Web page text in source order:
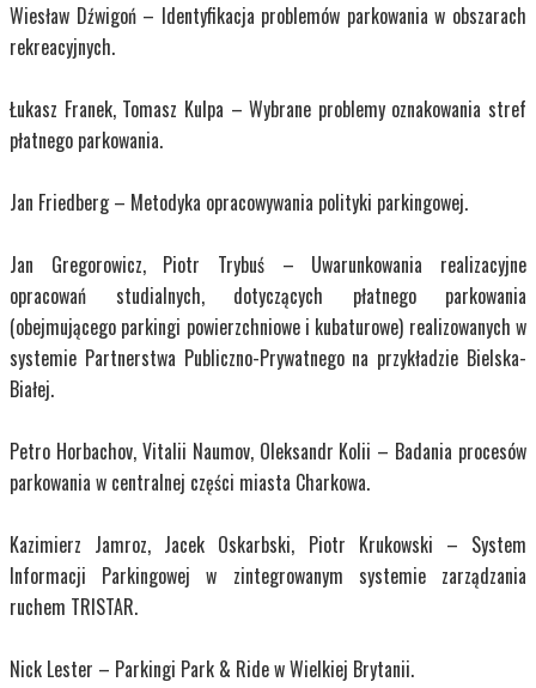
Wiesław Dźwigoń – Identyfikacja problemów parkowania w obszarach
rekreacyjnych.
Łukasz Franek, Tomasz Kulpa – Wybrane problemy oznakowania stref
płatnego parkowania.
Jan Friedberg – Metodyka opracowywania polityki parkingowej.
Jan Gregorowicz, Piotr Trybuś – Uwarunkowania realizacyjne
opracowań studialnych, dotyczących płatnego parkowania
(obejmującego parkingi powierzchniowe i kubaturowe) realizowanych w
systemie Partnerstwa Publiczno-Prywatnego na przykładzie Bielska-
Białej.
Petro Horbachov, Vitalii Naumov, Oleksandr Kolii – Badania procesów
parkowania w centralnej części miasta Charkowa.
Kazimierz Jamroz, Jacek Oskarbski, Piotr Krukowski – System
Informacji Parkingowej w zintegrowanym systemie zarządzania
ruchem TRISTAR.
Nick Lester – Parkingi Park & Ride w Wielkiej Brytanii.